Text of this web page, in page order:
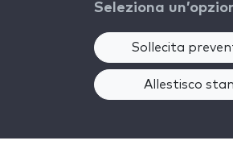
Seleziona
Sollecita
Allestisco